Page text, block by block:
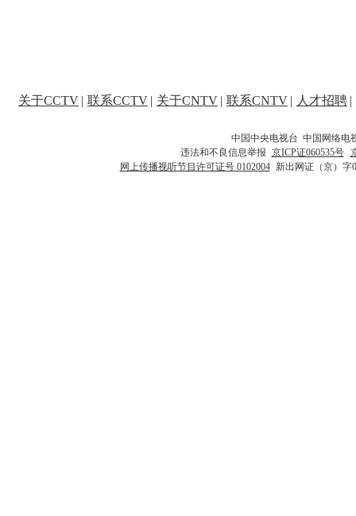
关于CCTV | 联系CCTV | 关于CNTV | 联系CNTV | 人才招聘 |
中国中央电视台 中国网络电
违法和不良信息举报 京ICP证060535号
网上传播视听节目许可证号 0102004 新出网证（京）